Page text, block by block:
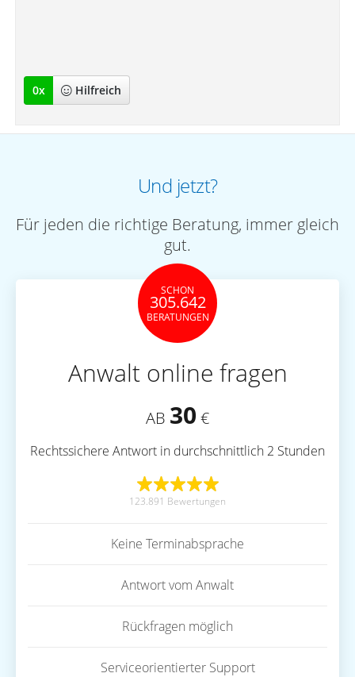
0x Hilfreich
Und jetzt?
Für jeden die richtige Beratung, immer gleich
gut.
SCHON
305.642
BERATUNGEN
Anwalt online fragen
AB 30 €
Rechtssichere Antwort in durchschnittlich 2 Stunden
123.891 Bewertungen
Keine Terminabsprache
Antwort vom Anwalt
Rückfragen möglich
Serviceorientierter Support